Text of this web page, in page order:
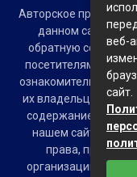
Авторское право ©
данном сайте
обратную ссылку
посетителями
ознакомительных
их владельцам.
содержание
нашем сайте
права,
организации,
веб-
сайт.